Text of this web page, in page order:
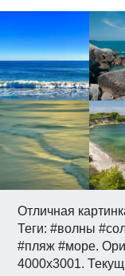
Отличная
Теги: #волны
#пляж #море.
4000x3001.